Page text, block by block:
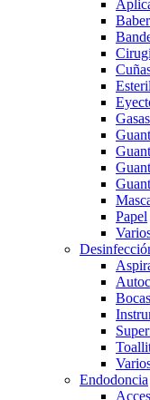
Gasas
Papel
Endodoncia